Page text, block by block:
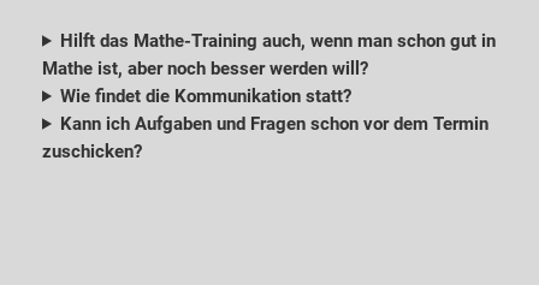
Hilft das Mathe-Training auch, wenn man schon gut in
Mathe ist, aber noch besser werden will?
Wie findet die Kommunikation statt?
Kann ich Aufgaben und Fragen schon vor dem Termin
zuschicken?